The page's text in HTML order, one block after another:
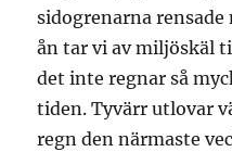
sidogrenarna rensade
ån tar vi av miljöskäl
det inte regnar så
tiden. Tyvärr utlovar
regn den närmaste